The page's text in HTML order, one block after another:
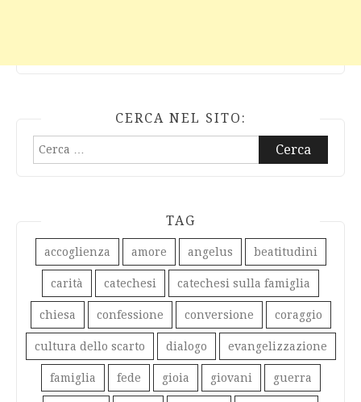
CERCA NEL SITO:
Ricerca
per:
TAG
accoglienza amore angelus beatitudini
carità catechesi catechesi sulla famiglia
chiesa confessione conversione coraggio
cultura dello scarto dialogo evangelizzazione
famiglia fede gioia giovani guerra